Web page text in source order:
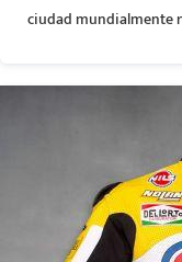
ciudad mundialmente